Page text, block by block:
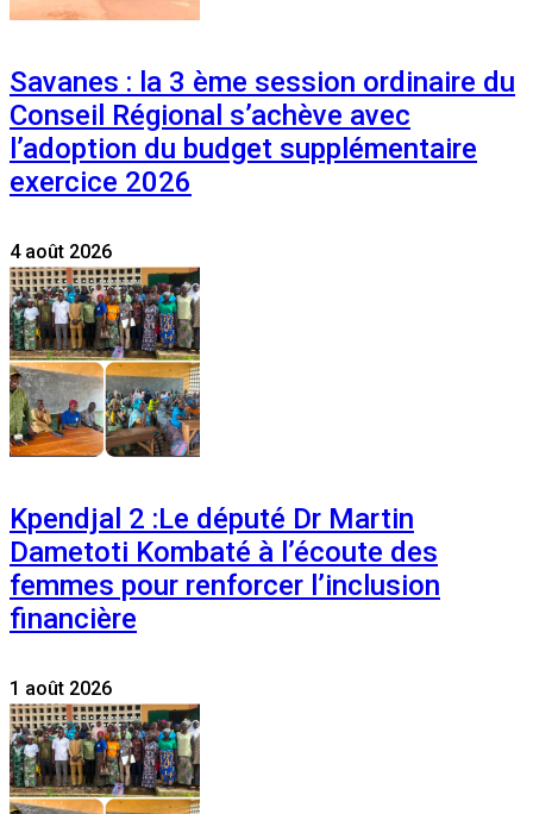
Savanes : la 3 ème session ordinaire du
Conseil Régional s’achève avec
l’adoption du budget supplémentaire
exercice 2026
4 août 2026
Kpendjal 2 :Le député Dr Martin
Dametoti Kombaté à l’écoute des
femmes pour renforcer l’inclusion
financière
1 août 2026